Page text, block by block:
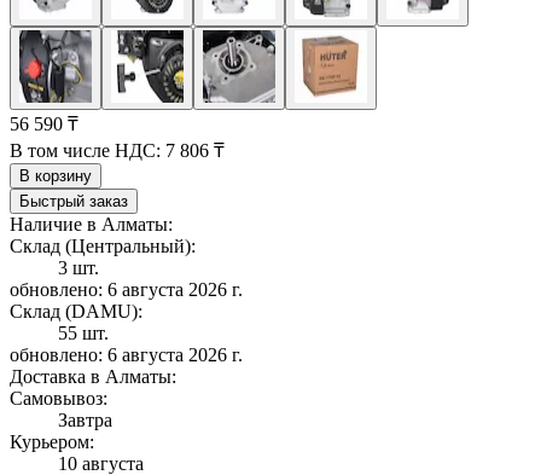
56 590 ₸
В том числе НДС: 7 806 ₸
В корзину
Быстрый заказ
Наличие в Алматы:
Склад (Центральный):
3 шт.
обновлено: 6 августа 2026 г.
Склад (DAMU):
55 шт.
обновлено: 6 августа 2026 г.
Доставка в Алматы:
Самовывоз:
Завтра
Курьером:
10 августа